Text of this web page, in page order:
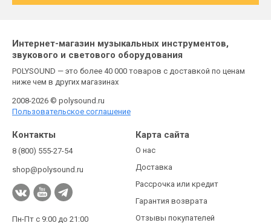
Интернет-магазин музыкальных инструментов,
звукового и светового оборудования
POLYSOUND — это более 40 000 товаров с доставкой по ценам
ниже чем в других магазинах
2008-2026 © polysound.ru
Пользовательское соглашение
Контакты
8 (800) 555-27-54
shop@polysound.ru
Пн-Пт с 9:00 до 21:00
Карта сайта
О нас
Доставка
Рассрочка или кредит
Гарантия возврата
Отзывы покупателей